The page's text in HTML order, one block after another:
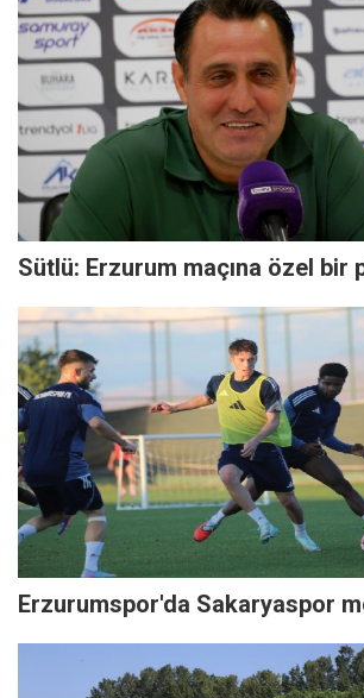
Sütlü: Erzurum maçına özel bir
Erzurumspor'da Sakaryaspor